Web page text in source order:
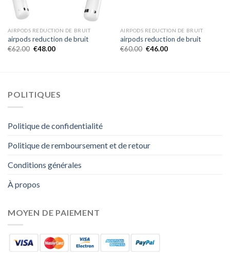
AIRPODS REDUCTION DE BRUIT
airpods reduction de bruit
€62.00 €48.00
AIRPODS REDUCTION DE BRUIT
airpods reduction de bruit
€60.00 €46.00
POLITIQUES
Politique de confidentialité
Politique de remboursement et de retour
Conditions générales
À propos
MOYEN DE PAIEMENT